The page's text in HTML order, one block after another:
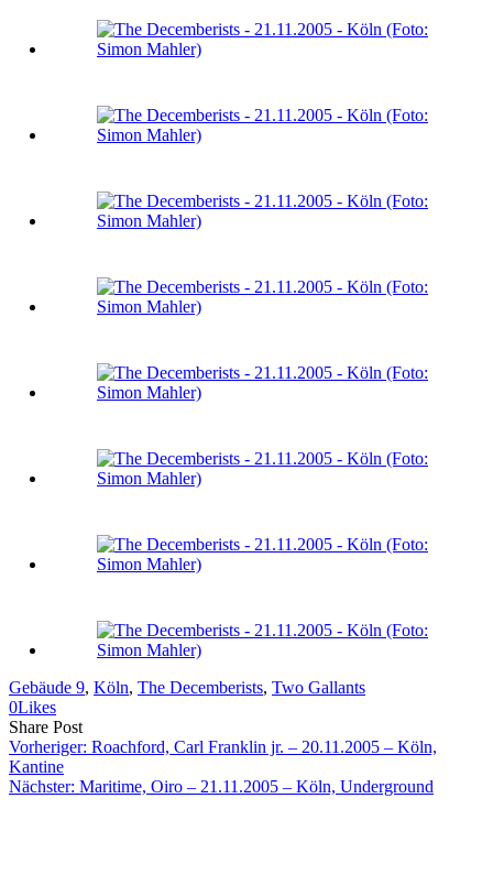
Gebäude 9, Köln, The Decemberists, Two Gallants
0Likes
Share PostShare
on
Copy
URL
clipboard
Send
Link
eMail
Vorheriger: Roachford, Carl Franklin jr. – 20.11.2005 – Köln,
Kantine
Nächster: Maritime, Oiro – 21.11.2005 – Köln, Underground